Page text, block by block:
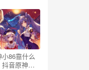
86靠什么
抖音原神小